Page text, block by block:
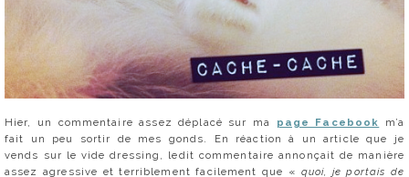
Hier, un commentaire assez déplacé sur ma page Facebook
m’a
fait un peu sortir de mes gonds. En réaction à un article que je
vends sur le vide dressing, ledit commentaire annonçait de manière
assez agressive et terriblement facilement que « quoi, je portais de